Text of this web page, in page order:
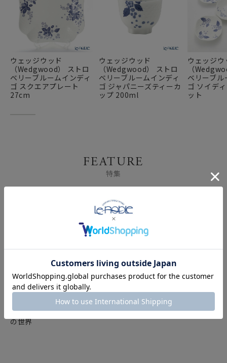
ウェッジウッド
（Wedgwood） ストロ
ベリーブルームインディ
ゴ スクエアプレート
27cm
ウェッジウッド
（Wedgwood） ストロ
ベリーブルームインディ
ゴ ジャパニーズティーカ
ップ 200ml
ウェッジウ
（
ベリーブル
ゴ ソイデ
ット
FEATURE
特集
ウェッジウッドの魅力を
シリーズ別にご紹介｜気
品あふれる英国ブランド
の世界